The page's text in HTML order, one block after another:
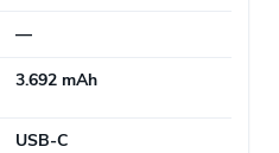
—
3.692 mAh
USB-C